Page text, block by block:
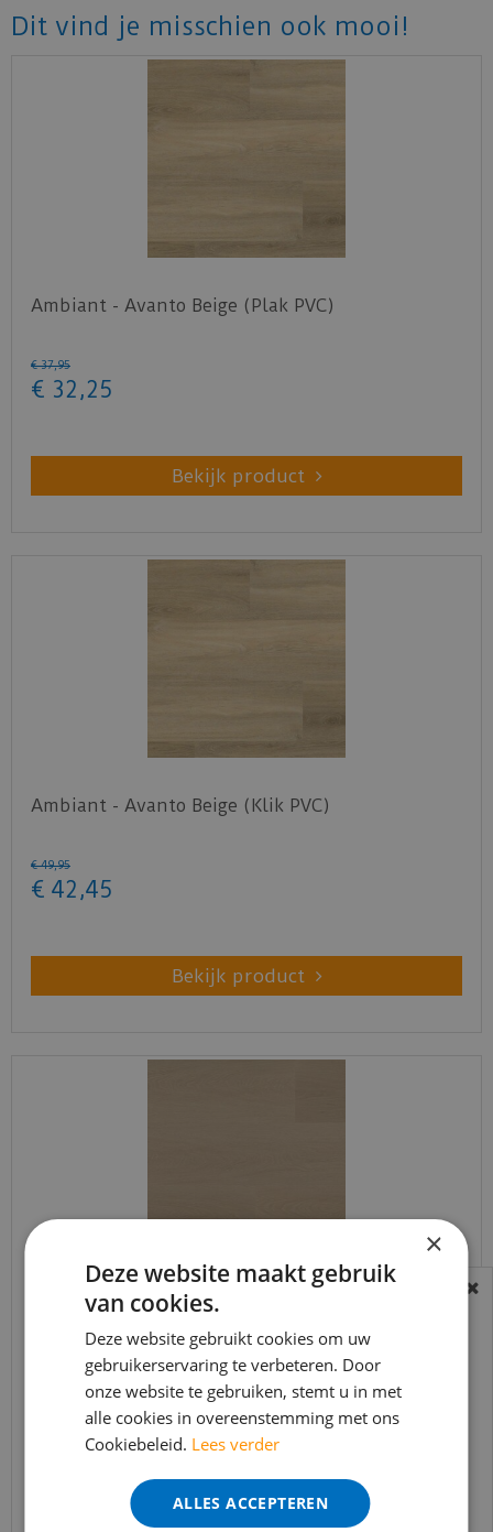
Dit vind je misschien ook mooi!
Ambiant - Avanto Beige (Plak PVC)
€ 37,95
€ 32 ,25
Bekijk product
Ambiant - Avanto Beige (Klik PVC)
€ 49,95
€ 42 ,45
Bekijk product
Ambiant - Estino Smoky (Plak PVC)
,95
Bekijk product
BEREIKBAARHEID
In verband met de vakantie periode zijn wij
t/m 14 augustus telefonisch helaas niet
bereikbaar.
Bestelling worden uiteraard verwerkt
echter iets minder snel dan wat je van ons
gewend bent.
Voor vragen kan je ons bereiken via
×
Deze website maakt gebruik
van cookies.
Deze website gebruikt cookies om uw
gebruikerservaring te verbeteren. Door
onze website te gebruiken, stemt u in met
alle cookies in overeenstemming met ons
Cookiebeleid. Lees verder
ALLES ACCEPTEREN